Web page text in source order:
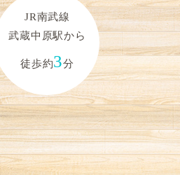
JR南武線
武蔵中原駅から
徒歩約3分